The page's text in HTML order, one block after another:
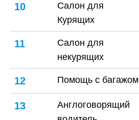
10
Салон для
Курящих
11
Салон для
некурящих
12 Помощь с багажом
13
Англоговорящий